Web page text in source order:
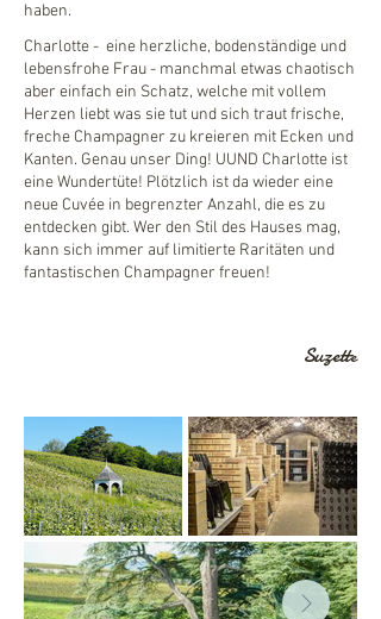
haben.
Charlotte - eine herzliche, bodenständige und
lebensfrohe Frau - manchmal etwas chaotisch
aber einfach ein Schatz, welche mit vollem
Herzen liebt was sie tut und sich traut frische,
freche Champagner zu kreieren mit Ecken und
Kanten. Genau unser Ding! UUND Charlotte ist
eineWundertüte! Plötzlich ist da wieder eine
neue Cuvée in begrenzter Anzahl, die es zu
entdecken gibt. Wer den Stil des Hauses mag,
kann sich immer auf limitierte Raritäten und
fantastischen Champagner freuen!
Suzette